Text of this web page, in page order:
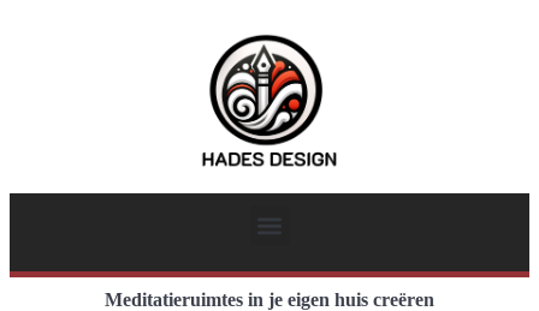
Meditatieruimtes in je eigen huis creëren